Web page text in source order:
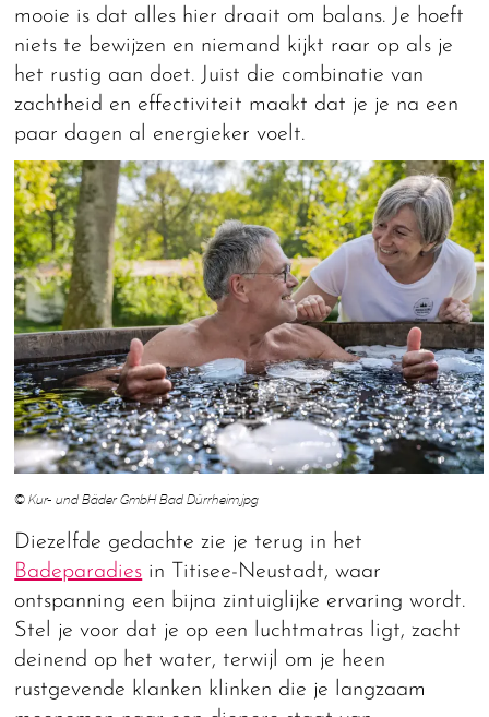
mooie is dat alles hier draait om balans. Je hoeft
niets te bewijzen en niemand kijkt raar op als je
het rustig aan doet. Juist die combinatie van
zachtheid en effectiviteit maakt dat je je na een
paar dagen al energieker voelt.
© Kur- und Bäder GmbH Bad Dürrheim.jpg
Diezelfde gedachte zie je terug in het
Badeparadies in Titisee-Neustadt, waar
ontspanning een bijna zintuiglijke ervaring wordt.
Stel je voor dat je op een luchtmatras ligt, zacht
deinend op het water, terwijl om je heen
rustgevende klanken klinken die je langzaam